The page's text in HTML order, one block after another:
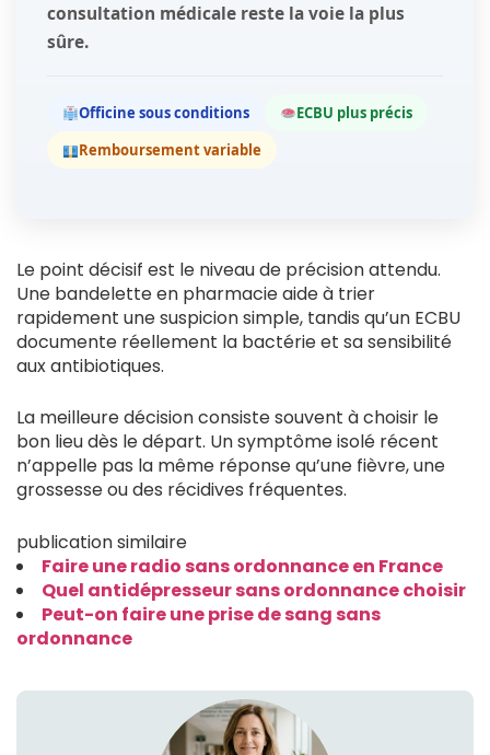
consultation médicale reste la voie la plus
sûre.
Officine sous conditions
ECBU plus précis
Remboursement variable
Le point décisif est le niveau de précision attendu.
Une bandelette en pharmacie aide à trier
rapidement une suspicion simple, tandis qu’un ECBU
documente réellement la bactérie et sa sensibilité
aux antibiotiques.
La meilleure décision consiste souvent à choisir le
bon lieu dès le départ. Un symptôme isolé récent
n’appelle pas la même réponse qu’une fièvre, une
grossesse ou des récidives fréquentes.
publication similaire
Faire une radio sans ordonnance en France
Quel antidépresseur sans ordonnance choisir
Peut-on faire une prise de sang sans
ordonnance